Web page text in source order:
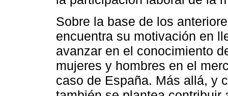
Sobre la base de los
encuentra su motivación en
avanzar en el conocimiento
mujeres y hombres en el
caso de España. Más allá, y